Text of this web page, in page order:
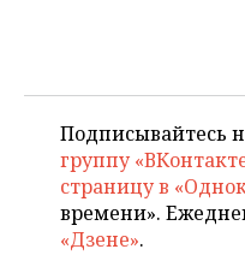
Подписывайтесь
группу
страницу в
времени».
«Дзене».